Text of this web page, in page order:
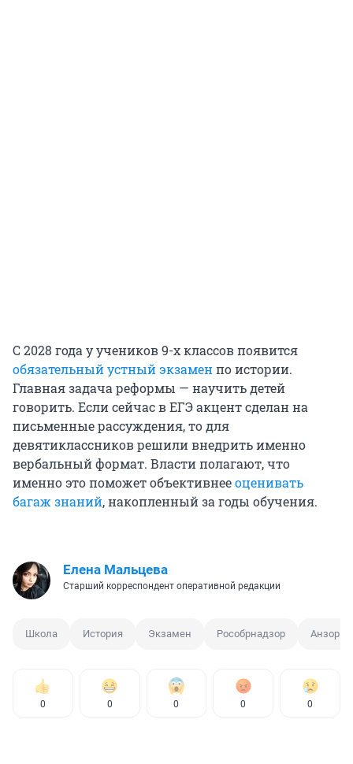
С 2028 года у учеников 9-х классов появится
обязательный устный экзаменпо истории.
Главная задача реформы — научить детей
говорить. Если сейчас в ЕГЭ акцент сделан на
письменные рассуждения, то для
девятиклассников решили внедрить именно
вербальный формат. Власти полагают, что
именно это поможет объективнееоценивать
багаж знаний, накопленный за годы обучения.
Елена Мальцева
Старший корреспондент оперативной редакции
Школа История Экзамен Рособрнадзор Анзор
0 0 0 0 0